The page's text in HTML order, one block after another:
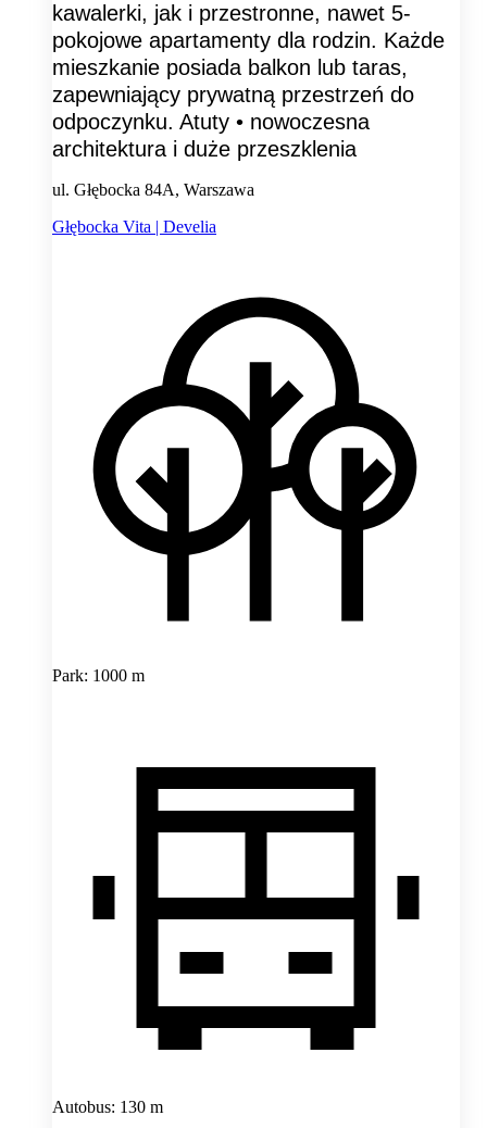
kawalerki, jak i przestronne, nawet 5-
pokojowe apartamenty dla rodzin. Każde
mieszkanie posiada balkon lub taras,
zapewniający prywatną przestrzeń do
odpoczynku. Atuty • nowoczesna
architektura i duże przeszklenia
ul. Głębocka 84A, Warszawa
Głębocka Vita | Develia
Park: 1000 m
Autobus: 130 m